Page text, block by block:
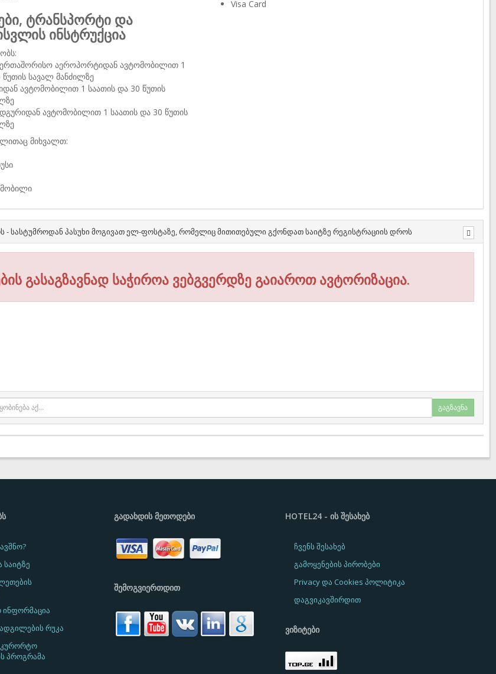
ტრანსპორტი და
ინსტრუქცია
აეროპორტიდან ავტომობილით 1
წუთის სავალ მანძილზე
ავტომობილით 1 საათის და 30 წუთის
ავტომობილით 1 საათის და 30 წუთის
მიხვალთ:
Visa Card
- სასტუმროდან პასუხი მოგივათ ელ-ფოსტაზე, რომელიც მითითებული გქონდათ საიტზე რეგისტრაციის დროს
გასაგზავნად საჭიროა ვებგვერდზე გაიაროთ ავტორიზაცია.
გაგზავნა
საიტზე
რუკა
პროგრამა
ᲒᲐᲓᲐᲮᲓᲘᲡ ᲛᲔᲗᲝᲓᲔᲑᲘ
ᲨᲔᲛᲝᲒᲕᲘᲔᲠᲗᲓᲘᲗ
HOTEL24 - ᲘᲡ ᲨᲔᲡᲐᲮᲔᲑ
ჩვენს შესახებ
გამოყენების პირობები
Privacy და Cookies პოლიტიკა
დაგვიკავშირდით
ᲕᲘᲖᲘᲢᲔᲑᲘ